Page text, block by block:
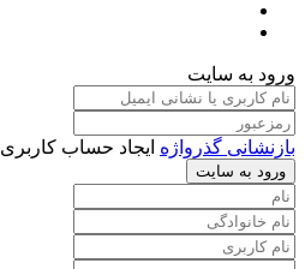
ورود به سایت
بازنشانی گذرواژه ایجاد حساب کاربری
ورود به سایت